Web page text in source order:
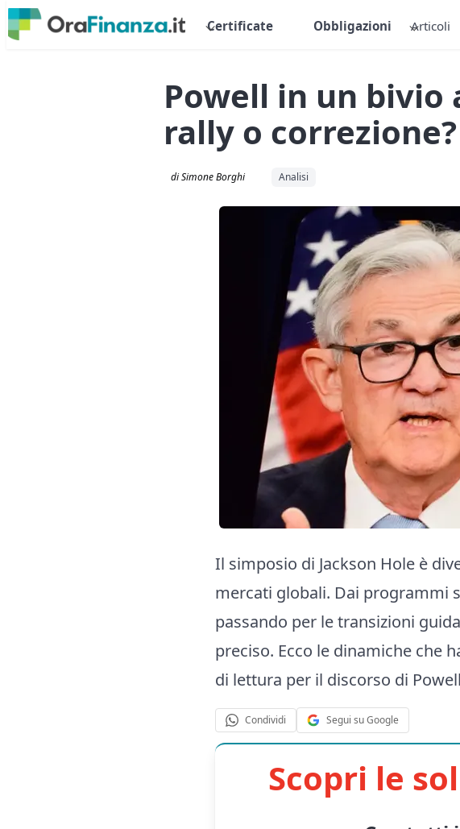
Certificate Obbligazioni Articoli
Powell in un bivio
rally o correzione?
di Simone Borghi Analisi
Il simposio di Jackson Hole è
mercati globali. Dai programmi
passando per le transizioni
preciso. Ecco le dinamiche che
di lettura per il discorso di
Condividi Segui su Google
Scopri le